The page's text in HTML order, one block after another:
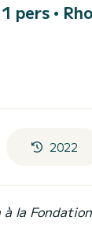
pers •
2022
la